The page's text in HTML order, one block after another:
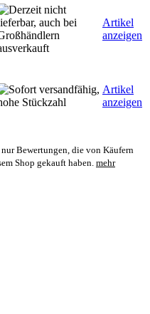
Artikel
anzeigen
Artikel
anzeigen
Bewertungen, die von Käufern
Shop gekauft haben. mehr